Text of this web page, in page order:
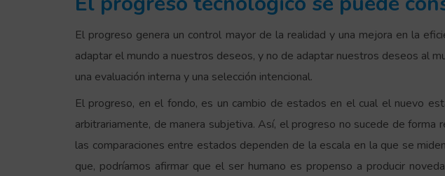
El progreso genera un control mayor de la realidad y una mejora en la
adaptar el mundo a nuestros deseos, y no de adaptar nuestros deseos al
una evaluación interna y una selección intencional.
El progreso, en el fondo, es un cambio de estados en el cual el nuevo
arbitrariamente, de manera subjetiva. Así, el progreso no sucede de
las comparaciones entre estados dependen de la escala en la que se
que, podríamos afirmar que el ser humano es propenso a producir